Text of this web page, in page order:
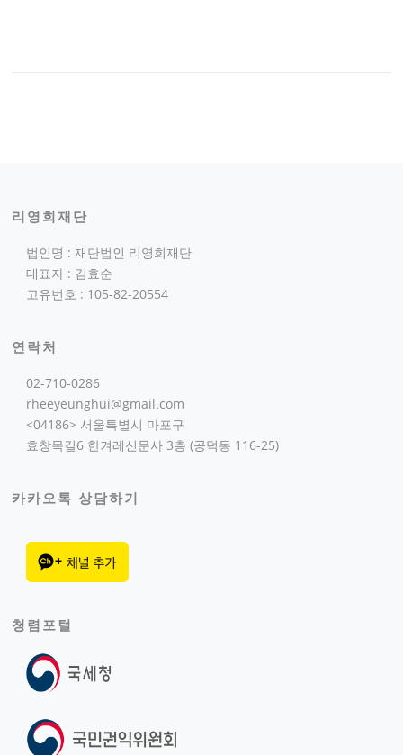
리영희재단
법인명 : 재단법인 리영희재단
대표자 : 김효순
고유번호 : 105-82-20554
연락처
02-710-0286
rheeyeunghui@gmail.com
<04186> 서울특별시 마포구
효창목길6 한겨레신문사 3층 (공덕동 116-25)
카카오톡 상담하기
청렴포털